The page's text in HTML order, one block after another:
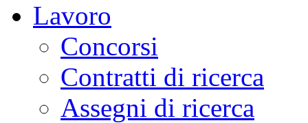
Lavoro
Concorsi
Contratti di ricerca
Assegni di ricerca